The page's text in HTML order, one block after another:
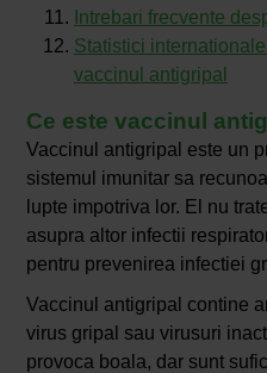
Intrebari frecvente
Statistici
vaccinul antigripal
Ce este vaccinul
Vaccinul antigripal este un
sistemul imunitar sa
lupte impotriva lor. El nu
asupra altor infectii
pentru prevenirea infectiei
Vaccinul antigripal contine
virus gripal sau virusuri
provoca boala, dar sunt